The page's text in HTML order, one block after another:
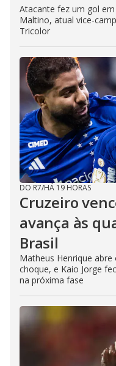
Atacante fez um gol
Maltino, atual vice-
Tricolor
DO R7/HÁ 19 HORAS
Cruzeiro
avança às
Brasil
Matheus Henrique
choque, e Kaio Jorge
na próxima fase